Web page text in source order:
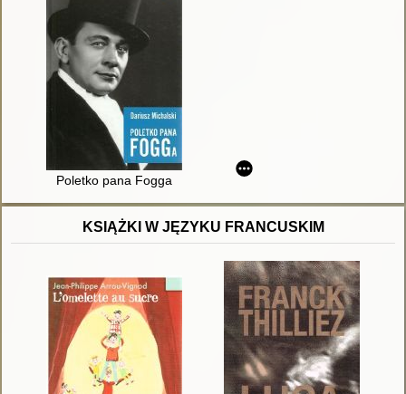
Poletko pana Fogga
KSIĄŻKI W JĘZYKU FRANCUSKIM